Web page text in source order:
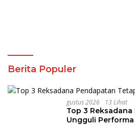
Berita Populer
Gustus 2026
13 Lihat
Top 3
Ungguli Performa